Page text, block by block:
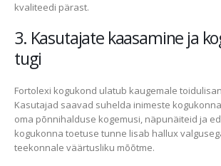
kvaliteedi pärast.
3. Kasutajate kaasamine ja
tugi
Fortolexi kogukond ulatub kaugemale
Kasutajad saavad suhelda inimeste
oma põnnihalduse kogemusi, näpunäiteid ja
kogukonna toetuse tunne lisab hallux
teekonnale väärtusliku mõõtme.